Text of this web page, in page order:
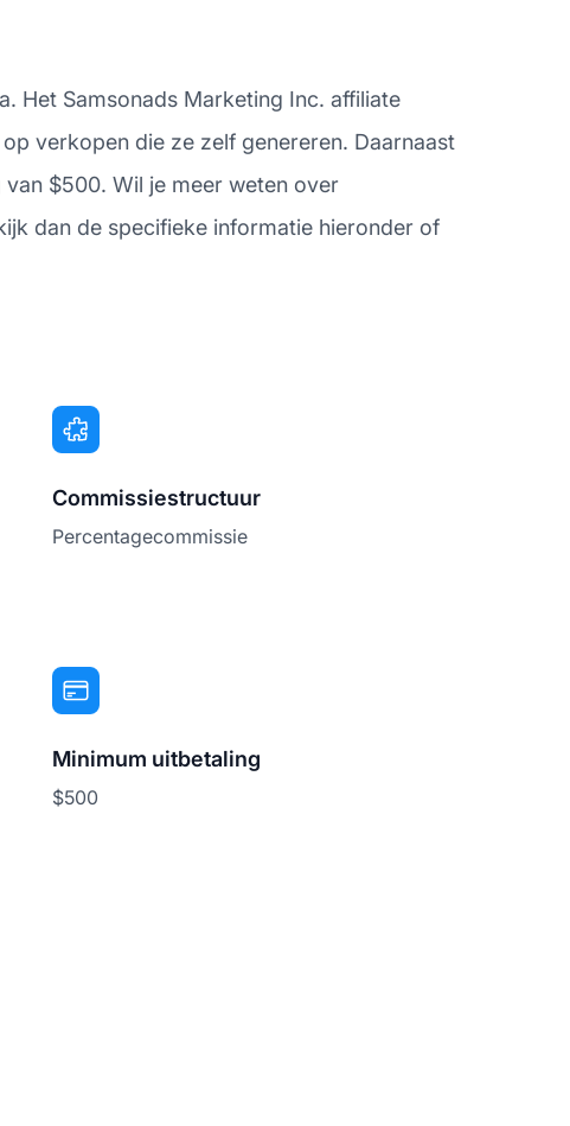
Het Samsonads Marketing Inc. affiliate
verkopen die ze zelf genereren. Daarnaast
$500. Wil je meer weten over
dan de specifieke informatie hieronder of
Commissiestructuur
Percentagecommissie
Minimum uitbetaling
$500